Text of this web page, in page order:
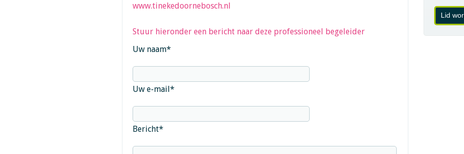
www.tinekedoornebosch.nl
Stuur hieronder een bericht naar deze professioneel begeleider
Uw naam*
Uw e-mail*
Bericht*
Lid